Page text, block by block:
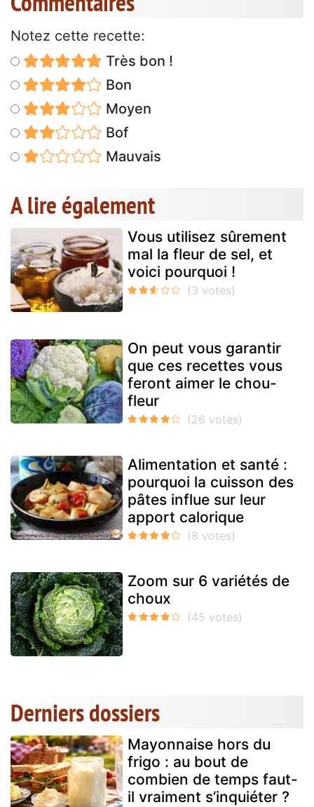
Notez cette recette:
Très bon !
Bon
Moyen
Bof
Mauvais
A lire également
Vous utilisez sûrement
mal la fleur de sel, et
voici pourquoi !
On peut vous garantir
que ces recettes vous
feront aimer le chou-
fleur
Alimentation et santé :
pourquoi la cuisson des
pâtes influe sur leur
apport calorique
Zoom sur 6 variétés de
choux
Derniers dossiers
Mayonnaise hors du
frigo : au bout de
combien de temps faut-
il vraiment s’inquiéter ?